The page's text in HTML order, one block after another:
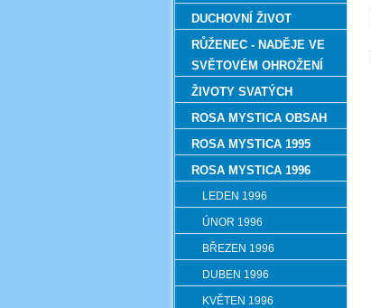
DUCHOVNÍ ŽIVOT
RŮŽENEC - NADĚJE VE
SVĚTOVÉM OHROŽENÍ
ŽIVOTY SVATÝCH
ROSA MYSTICA OBSAH
ROSA MYSTICA 1995
ROSA MYSTICA 1996
LEDEN 1996
ÚNOR 1996
BŘEZEN 1996
DUBEN 1996
KVĚTEN 1996